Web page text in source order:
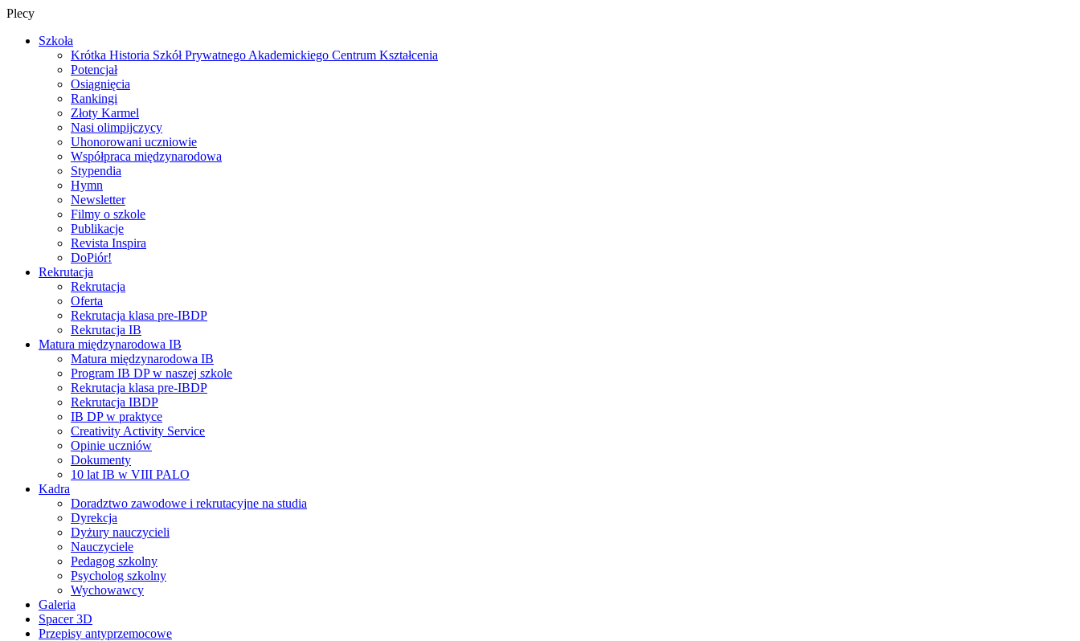
Plecy
Szkoła
Krótka Historia Szkół Prywatnego Akademickiego Centrum Kształcenia
Potencjał
Osiągnięcia
Rankingi
Złoty Karmel
Nasi olimpijczycy
Uhonorowani uczniowie
Współpraca międzynarodowa
Stypendia
Hymn
Newsletter
Filmy o szkole
Publikacje
Revista Inspira
DoPiór!
Rekrutacja
Rekrutacja
Oferta
Rekrutacja klasa pre-IBDP
Rekrutacja IB
Matura międzynarodowa IB
Matura międzynarodowa IB
Program IB DP w naszej szkole
Rekrutacja klasa pre-IBDP
Rekrutacja IBDP
IB DP w praktyce
Creativity Activity Service
Opinie uczniów
Dokumenty
10 lat IB w VIII PALO
Kadra
Doradztwo zawodowe i rekrutacyjne na studia
Dyrekcja
Dyżury nauczycieli
Nauczyciele
Pedagog szkolny
Psycholog szkolny
Wychowawcy
Galeria
Spacer 3D
Przepisy antyprzemocowe